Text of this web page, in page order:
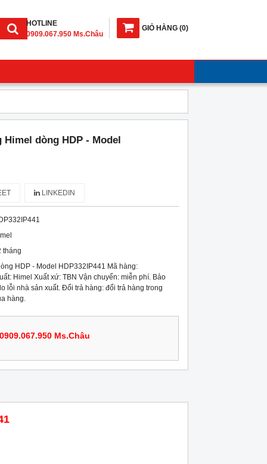
GIỎ HÀNG (0)
HOTLINE
0909.067.950 Ms.Châu
dòng HDP - Model
LINKEDIN
tháng
HDP - Model HDP332IP441 Mã hàng:
Himel Xuất xứ: TBN Vận chuyển: miễn phí. Bảo
lỗi nhà sản xuất. Đổi trả hàng: đổi trả hàng trong
hàng.
0909.067.950 Ms.Châu